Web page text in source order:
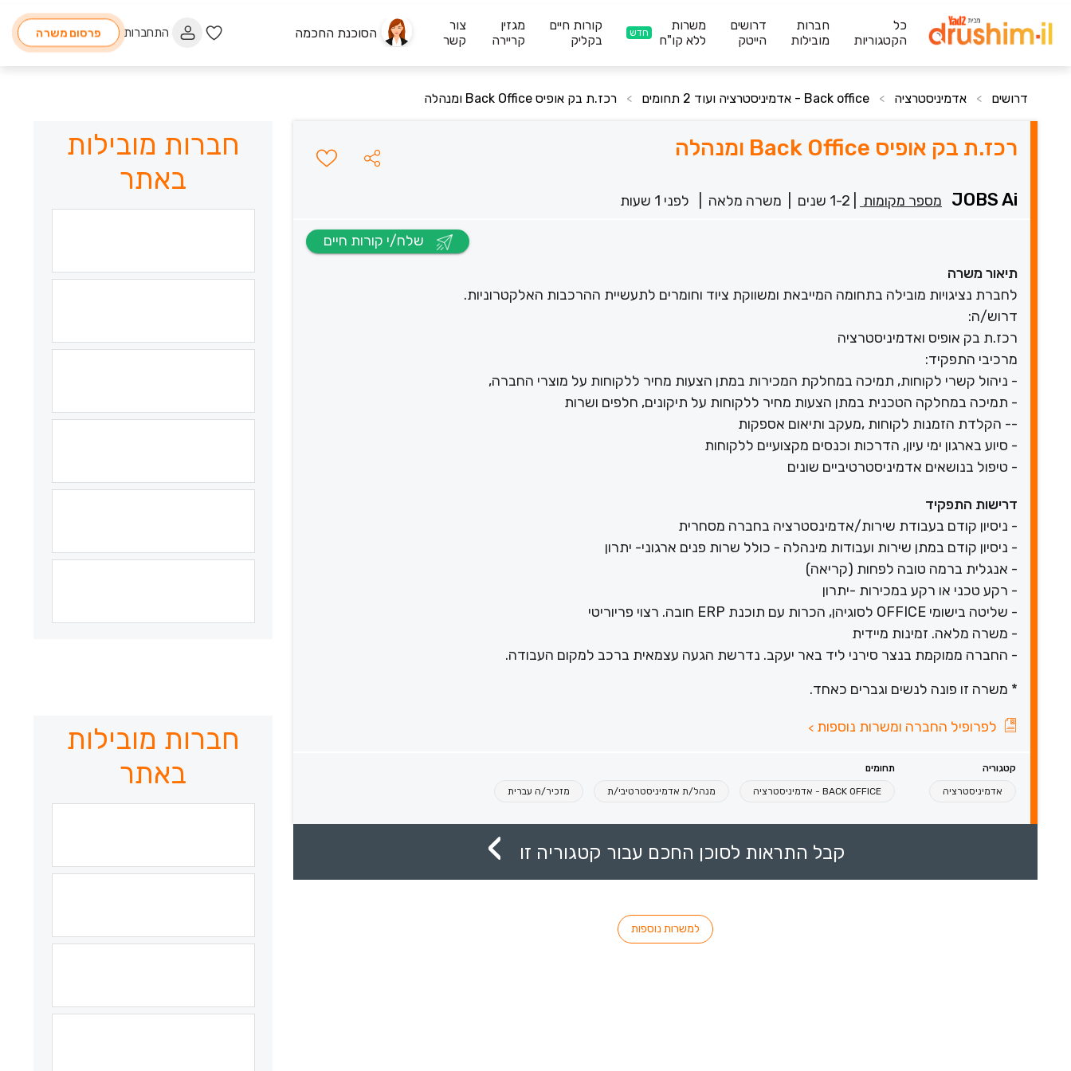
כל
הקטגוריות
חברות
מובילות
דרושים
הייטק
משרות
ללא קו"ח
חדש
קורות חיים
בקליק
מגזין
קריירה
צור
קשר
הסוכנת החכמה התחברות פרסום משרה
דרושים > אדמיניסטרציה > Back office - אדמיניסטרציה ועוד 2 תחומים > רכז.ת בק אופיס Back Office ומנהלה
רכז.ת בק אופיס Back Office ומנהלה
JOBS Ai מספר מקומות 1-2 שנים משרה מלאה לפני 1 שעות
תיאור משרה
לחברת נציגויות מובילה בתחומה המייבאת ומשווקת ציוד וחומרים לתעשיית ההרכבות האלקטרוניות.
דרוש/ה:
רכז.ת בק אופיס ואדמיניסטרציה
מרכיבי התפקיד:
- ניהול קשרי לקוחות, תמיכה במחלקת המכירות במתן הצעות מחיר ללקוחות על מוצרי החברה,
- תמיכה במחלקה הטכנית במתן הצעות מחיר ללקוחות על תיקונים, חלפים ושרות
-- הקלדת הזמנות לקוחות ,מעקב ותיאום אספקות
- סיוע בארגון ימי עיון, הדרכות וכנסים מקצועיים ללקוחות
- טיפול בנושאים אדמיניסטרטיביים שונים
דרישות התפקיד
- ניסיון קודם בעבודת שירות/אדמינסטרציה בחברה מסחרית
- ניסיון קודם במתן שירות ועבודות מינהלה - כולל שרות פנים ארגוני- יתרון
- אנגלית ברמה טובה לפחות (קריאה)
- רקע טכני או רקע במכירות -יתרון
- שליטה בישומי OFFICE לסוגיהן, הכרות עם תוכנת ERP חובה. רצוי פריוריטי
- משרה מלאה. זמינות מיידית
- החברה ממוקמת בנצר סירני ליד באר יעקב. נדרשת הגעה עצמאית ברכב למקום העבודה.
* משרה זו פונה לנשים וגברים כאחד.
לפרופיל החברה ומשרות נוספות >
קטגוריה תחומים
אדמיניסטרציה BACK OFFICE - אדמיניסטרציה מנהל/ת אדמיניסטרטיבי/ת מזכיר/ה עברית
קבל התראות לסוכן החכם עבור קטגוריה זו
למשרות נוספות
חברות מובילות
באתר
חברות מובילות
באתר